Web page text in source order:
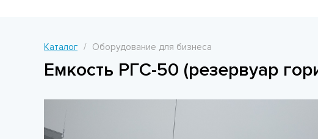
Каталог Оборудование для бизнеса
Емкость РГС-50 (резервуар